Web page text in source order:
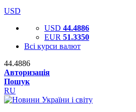
USD
USD 44.4886
EUR 51.3350
Всі курси валют
44.4886
Авторизація
Пошук
RU